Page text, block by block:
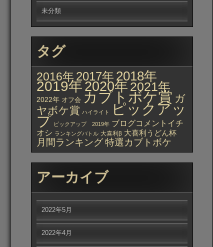
未分類
タグ
2016年 2017年 2018年
2019年2020年 2021年
2022年 オフ会 カブトボケ賞 ガ
ヤボケ賞 ハイライト ピックアッ
プ ピックアップ 2019年 ブログコメントイチ
オシ ランキングバトル 大喜利β 大喜利うどん杯
月間ランキング特選カブトボケ
アーカイブ
2022年5月
2022年4月